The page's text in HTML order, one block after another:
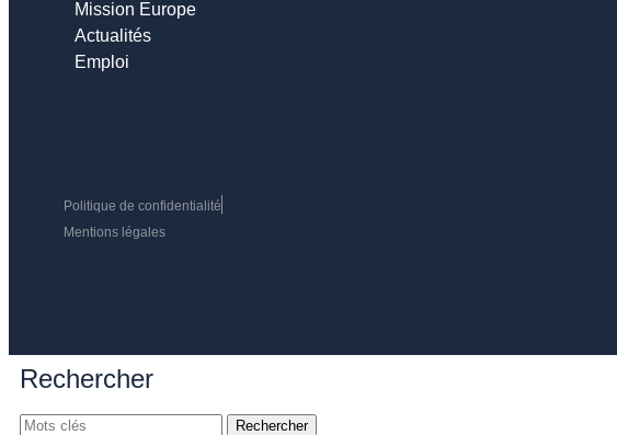
Mission Europe
Actualités
Emploi
Politique de confidentialité
Mentions légales
Rechercher
Rechercher